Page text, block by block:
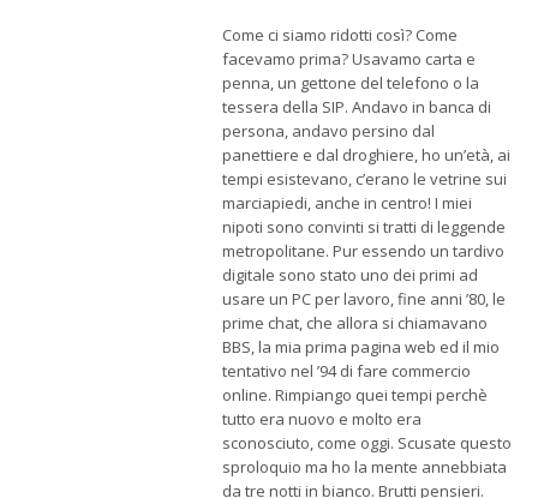
Come ci siamo ridotti così? Come
facevamo prima? Usavamo carta e
penna, un gettone del telefono o la
tessera della SIP. Andavo in banca di
persona, andavo persino dal
panettiere e dal droghiere, ho un’età, ai
tempi esistevano, c’erano le vetrine sui
marciapiedi, anche in centro! I miei
nipoti sono convinti si tratti di leggende
metropolitane. Pur essendo un tardivo
digitale sono stato uno dei primi ad
usare un PC per lavoro, fine anni ’80, le
prime chat, che allora si chiamavano
BBS, la mia prima pagina web ed il mio
tentativo nel ’94 di fare commercio
online. Rimpiango quei tempi perchè
tutto era nuovo e molto era
sconosciuto, come oggi. Scusate questo
sproloquio ma ho la mente annebbiata
da tre notti in bianco. Brutti pensieri.